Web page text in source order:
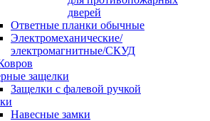
дверей
Ответные планки обычные
Электромеханические/
электромагнитные/СКУД
защелки
Защелки с фалевой ручкой
Навесные замки